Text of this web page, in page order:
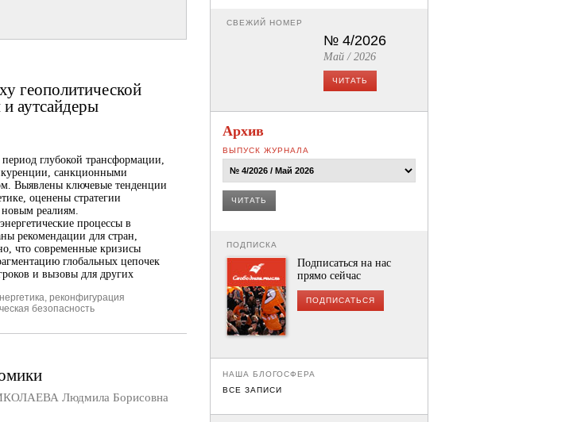
геополитической
аутсайдеры
глубокой трансформации,
санкционными
Выявлены ключевые тенденции
оценены стратегии
новым реалиям.
процессы в
рекомендации для стран,
что современные кризисы
глобальных цепочек
и вызовы для других
, реконфигурация
безопасность
Людмила Борисовна
СВЕЖИЙ НОМЕР
№ 4/2026
Май / 2026
ЧИТАТЬ
Архив
ВЫПУСК ЖУРНАЛА
ЧИТАТЬ
ПОДПИСКА
Подписаться на нас
прямо сейчас
ПОДПИСАТЬСЯ
НАША БЛОГОСФЕРА
ВСЕ ЗАПИСИ